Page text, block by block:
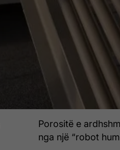
Porositë e
nga një “robot